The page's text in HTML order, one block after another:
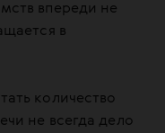
впереди не
в
количество
не всегда дело